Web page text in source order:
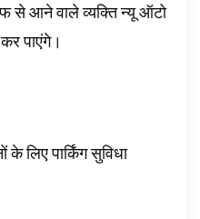
से आने वाले व्यक्ति न्यू ऑटो
पाएंगे।
लिए पार्किंग सुविधा